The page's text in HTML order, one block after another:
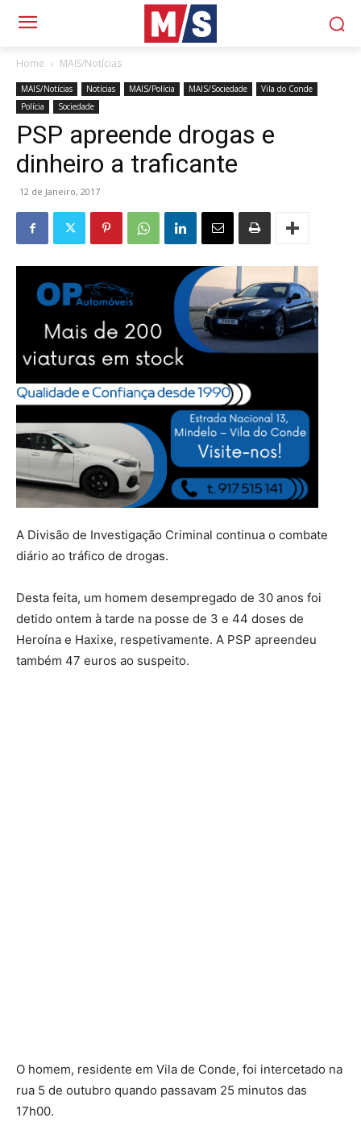
Home MAIS/Notícias
MAIS/Notícias Notícias MAIS/Polícia MAIS/Sociedade
Vila do Conde
Polícia
Sociedade
PSP apreende drogas e
dinheiro a traficante
12 de Janeiro, 2017
A Divisão de Investigação Criminal continua o combate
diário ao tráfico de drogas.
Desta feita, um homem desempregado de 30 anos foi
detido ontem à tarde na posse de 3 e 44 doses de
Heroína e Haxixe, respetivamente. A PSP apreendeu
também 47 euros ao suspeito.
O homem, residente em Vila de Conde, foi intercetado na
rua 5 de outubro quando passavam 25 minutos das
17h00.